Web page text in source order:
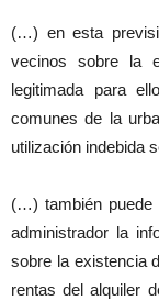
(…) en esta
vecinos sobre la
legitimada para
comunes de la
utilización indebida
(…) también puede
administrador la
sobre la existencia
rentas del alquiler